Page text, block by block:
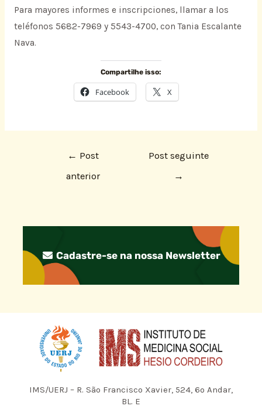
Para mayores informes e inscripciones, llamar a los
teléfonos 5682-7969 y 5543-4700, con Tania Escalante
Nava.
Compartilhe isso:
Facebook X
← Post
anterior
Post seguinte
→
Cadastre-se na nossa Newsletter
IMS/UERJ – R. São Francisco Xavier, 524, 6º Andar,
BL. E